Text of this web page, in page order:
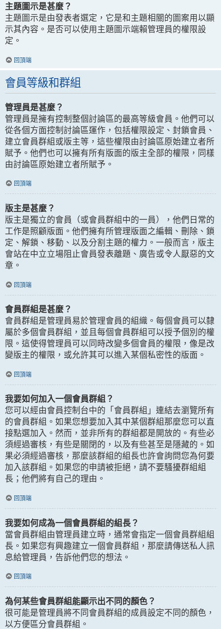
主題圖示是甚麼？
主題圖示是由發表者選定，它是和主題相關的圖案用以顯
示其內容。是否可以使用主題圖示端賴管理員的權限設
定。
回頂端
會員等級和群組
管理員是甚麼？
管理員是擁有控制整個討論區的最高等級會員。他們可以
從各個方面控制討論區運作，包括權限設定、封鎖會員、
建立會員群組或版主等，這些權限由討論區原始建立者所
賦予。他們也可以擁有所有版面的版主全部的權限，同樣
由討論區原始建立者所賦予。
回頂端
版主是甚麼？
版主是獨立的會員（或會員群組中的一員），他們日常的
工作是照顧版面。他們擁有所管理版面之編輯、刪除、鎖
定、解鎖、移動、以及分割主題的權力。一般而言，版主
會站在中立立場阻止會員發表離題、廣告或令人厭惡的文
章。
回頂端
會員群組是甚麼？
會員群組是管理員易於管理會員的組織。每個會員可以隸
屬於多個會員群組，並且每個會員群組可以授予個別的權
限。這使得管理員可以同時改變多個會員的權限，像是改
變版主的權限，或允許其可以進入某個私密性的版面。
回頂端
我要如何加入一個會員群組？
您可以經由會員控制台中的「會員群組」連結去瀏覽所有
的會員群組。如果您想要加入其中某個群組那麼您可以直
接點選加入。然而，並非所有的群組都是開放的。有些必
須經過審核，有些是關閉的，以及有些甚至是隱藏的。如
果必須經過審核，那麼該群組的組長也許會詢問您為何要
加入該群組。如果您的申請被拒絕，請不要騷擾群組組
長；他們將有自己的理由。
回頂端
我要如何成為一個會員群組的組長？
當會員群組由管理員建立時，通常會指定一個會員群組組
長。如果您有興趣建立一個會員群組，那麼請傳送私人訊
息給管理員，告訴他們您的想法。
回頂端
為何某些會員群組能顯示出不同的顏色？
很可能是管理員將不同會員群組的成員設定不同的顏色，
以方便區分會員群組。